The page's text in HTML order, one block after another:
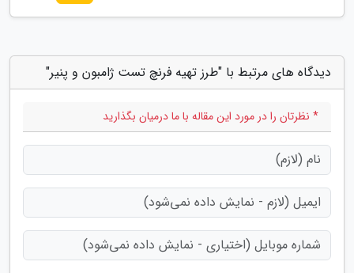
دیدگاه های مرتبط با "طرز تهیه فرنچ تست ژامبون و پنیر"
* نظرتان را در مورد این مقاله با ما درمیان بگذارید